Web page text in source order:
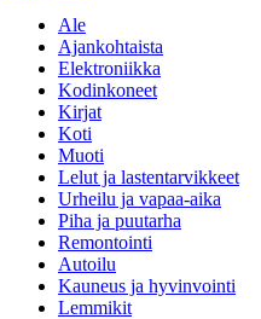
Ale
Ajankohtaista
Elektroniikka
Kodinkoneet
Kirjat
Koti
Muoti
Lelut ja lastentarvikkeet
Urheilu ja vapaa-aika
Piha ja puutarha
Remontointi
Autoilu
Kauneus ja hyvinvointi
Lemmikit